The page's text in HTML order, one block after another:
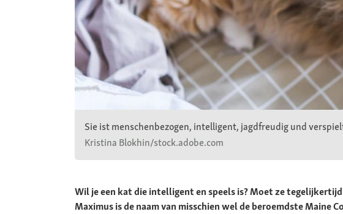
Sie ist menschenbezogen, intelligent, jagdfreudig und
Kristina Blokhin/stock.adobe.com
Wil je een kat die intelligent en speels is? Moet ze
Maximus is de naam van misschien wel de beroemdste